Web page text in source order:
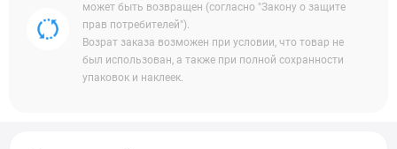
может быть возвращен (согласно "Закону о защите
прав потребителей").
Возрат заказа возможен при условии, что товар не
был использован, а также при полной сохранности
упаковок и наклеек.